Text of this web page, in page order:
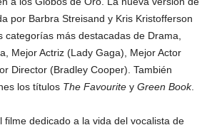
por Barbra Streisand y Kris Kristofferson
categorías más destacadas de Drama,
Mejor Actriz (Lady Gaga), Mejor Actor
Director (Bradley Cooper). También
los títulos The Favourite y Green Book.
filme dedicado a la vida del vocalista de